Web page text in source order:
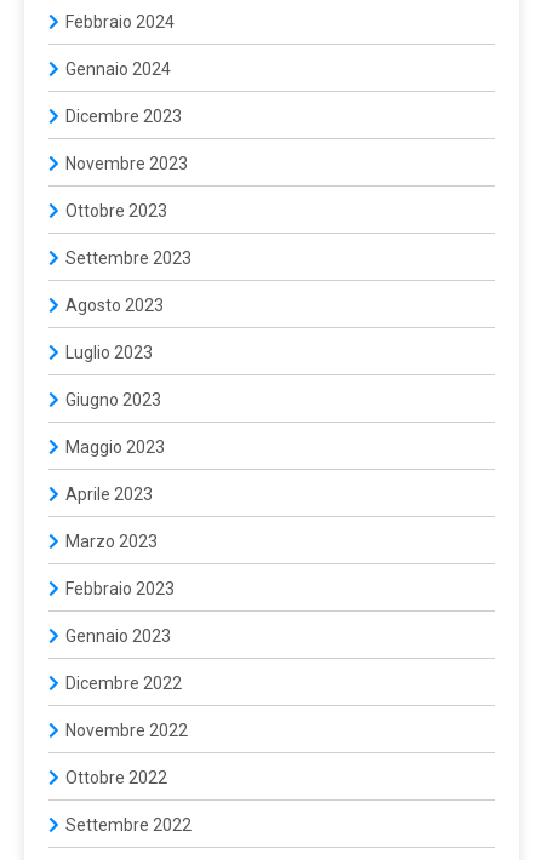
Febbraio 2024
Gennaio 2024
Dicembre 2023
Novembre 2023
Ottobre 2023
Settembre 2023
Agosto 2023
Luglio 2023
Giugno 2023
Maggio 2023
Aprile 2023
Marzo 2023
Febbraio 2023
Gennaio 2023
Dicembre 2022
Novembre 2022
Ottobre 2022
Settembre 2022